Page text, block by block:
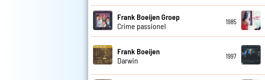
Frank Boeijen Groep
Crime passionel
1985
Frank Boeijen
Darwin
1997